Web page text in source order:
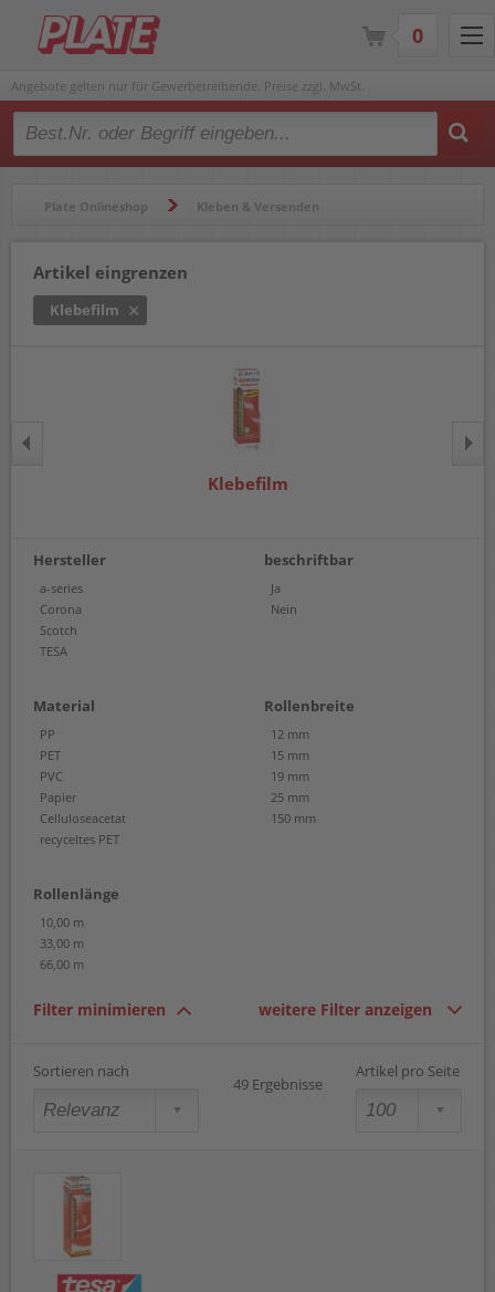
Angebote gelten nur für Gewerbetreibende. Preise zzgl. MwSt.
Type 2 or more characters for results.
Plate Onlineshop Kleben & Versenden
Artikel eingrenzen
Klebefilm
Klebefilm
Hersteller
a-series
Corona
Scotch
TESA
beschriftbar
Ja
Nein
Material
PP
PET
PVC
Papier
Celluloseacetat
recyceltes PET
Rollenbreite
12 mm
15 mm
19 mm
25 mm
150 mm
Rollenlänge
10,00 m
33,00 m
66,00 m
Filter minimieren weitere Filter anzeigen
Sortieren nach
49 Ergebnisse
Artikel pro Seite
0